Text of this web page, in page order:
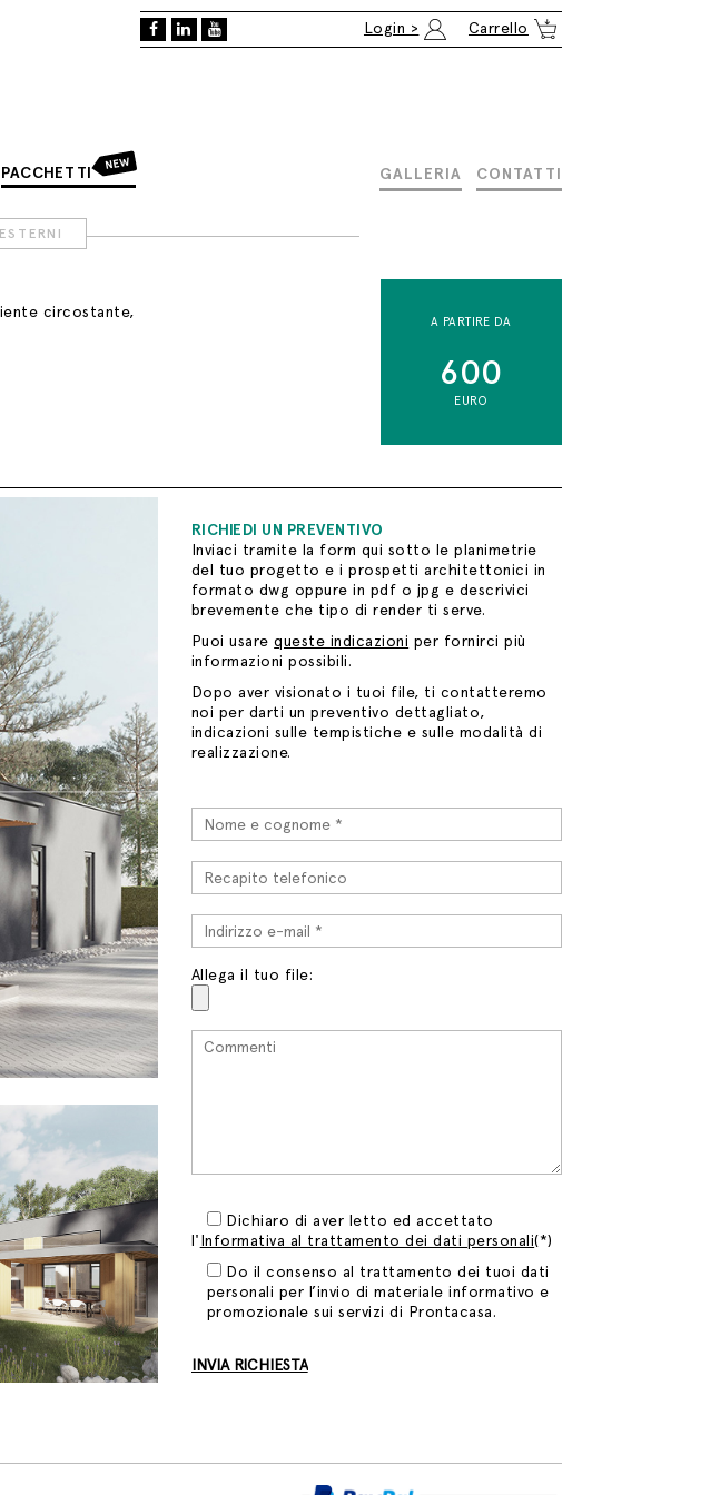
Login > Carrello
PACCHETTI
NEW
GALLERIA CONTATTI
circostante,
A PARTIRE DA
600
EURO
RICHIEDI UN PREVENTIVO
Inviaci tramite la form qui sotto le planimetrie
del tuo progetto e i prospetti architettonici in
formato dwg oppure in pdf o jpg e descrivici
brevemente che tipo di render ti serve.
Puoi usarequeste indicazioni per fornirci più
informazioni possibili.
Dopo aver visionato i tuoi file, ti contatteremo
noi per darti un preventivo dettagliato,
indicazioni sulle tempistiche e sulle modalità di
realizzazione.
Allega il tuo file:
Dichiaro di aver letto ed accettato
l'Informativa al trattamento dei dati personali(*)
Do il consenso al trattamento dei tuoi dati
personali per l’invio di materiale informativo e
promozionale sui servizi di Prontacasa.